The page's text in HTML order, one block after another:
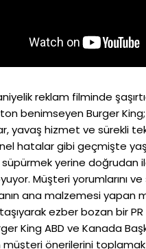
reklam filminde
benimseyen Burger
yavaş hizmet ve sürekli
hatalar gibi geçmişte
süpürmek yerine doğrudan
Müşteri yorumlarını
ana malzemesi yapan
ezber bozan bir PR
King ABD ve Kanada
önerilerini toplamak